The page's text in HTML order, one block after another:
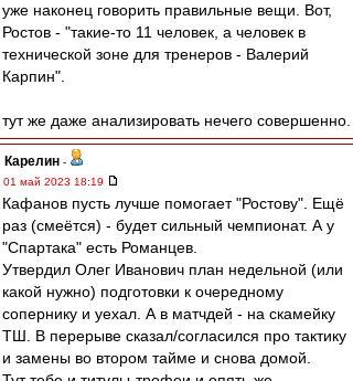
уже наконец говорить правильные вещи. Вот,
Ростов - "такие-то 11 человек, а человек в
технической зоне для тренеров - Валерий
Карпин".
тут же даже анализировать нечего совершенно.
Карелин -
01 май 2023 18:19
Кафанов пусть лучше помогает "Ростову". Ещё
раз (смеётся) - будет сильный чемпионат. А у
"Спартака" есть Романцев.
Утвердил Олег Иванович план недельной (или
какой нужно) подготовки к очередному
сопернику и уехал. А в матчдей - на скамейку
ТШ. В перерыве сказал/согласился про тактику
и замены во втором тайме и снова домой.